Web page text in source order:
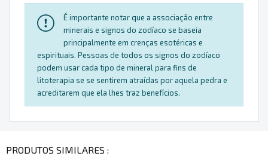
É importante notar que a associação entre
minerais e signos do zodíaco se baseia
principalmente em crenças esotéricas e
espirituais. Pessoas de todos os signos do zodíaco
podem usar cada tipo de mineral para fins de
litoterapia se se sentirem atraídas por aquela pedra e
acreditarem que ela lhes traz benefícios.
PRODUTOS SIMILARES :